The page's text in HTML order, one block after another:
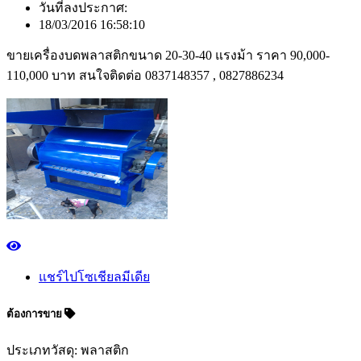
วันที่ลงประกาศ:
18/03/2016 16:58:10
ขายเครื่องบดพลาสติกขนาด 20-30-40 แรงม้า ราคา 90,000-
110,000 บาท สนใจติดต่อ 0837148357 , 0827886234
แชร์ไปโซเชียลมีเดีย
ต้องการขาย
ประเภทวัสดุ: พลาสติก